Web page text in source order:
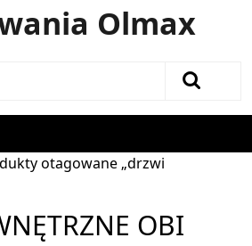
Olmax
otagowane „drzwi
OBI